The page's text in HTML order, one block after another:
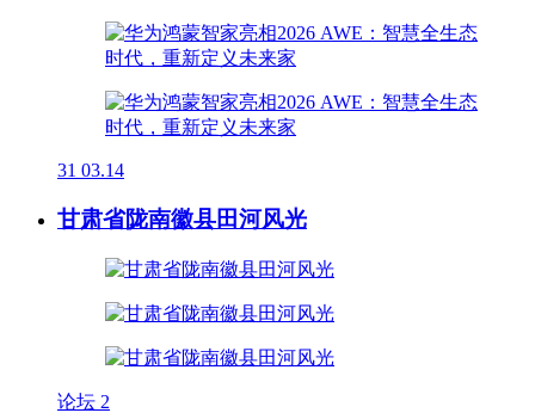
31 03.14
甘肃省陇南徽县田河风光
论坛 2